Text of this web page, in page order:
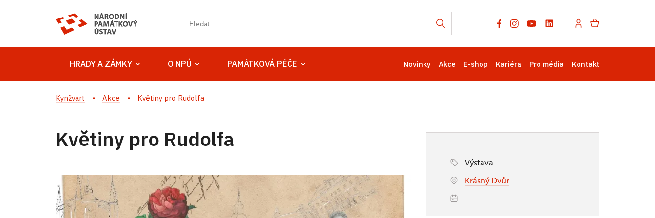
HRADY A ZÁMKY O NPÚ PAMÁTKOVÁ PÉČE Novinky Akce E-shop Kariéra Pro média Kontakt
Kynžvart Akce Květiny pro Rudolfa
Květiny pro Rudolfa
Výstava
Krásný Dvůr